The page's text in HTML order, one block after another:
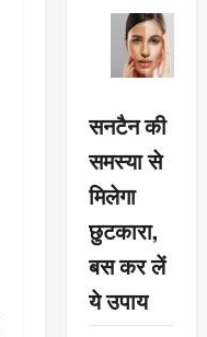
सनटैन की
समस्या से
मिलेगा
छुटकारा,
बस कर लें
ये उपाय